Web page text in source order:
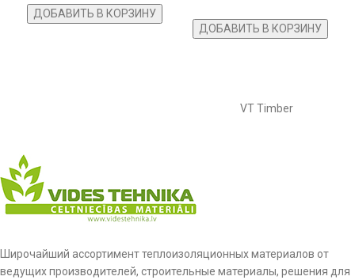
ДОБАВИТЬ В КОРЗИНУ
ДОБАВИТЬ В КОРЗИНУ
VT Timber
Широчайший ассортимент теплоизоляционных материалов от
ведущих производителей, строительные материалы, решения для